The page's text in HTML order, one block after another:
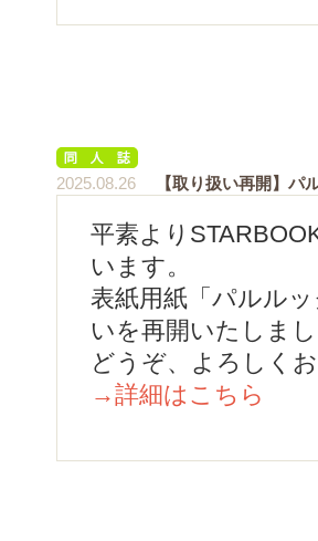
2025.08.26 【取り扱い再開】パ
平素より
います。
表紙用紙「パルル
いを再開いたしま
どうぞ、よろしく
→詳細はこちら